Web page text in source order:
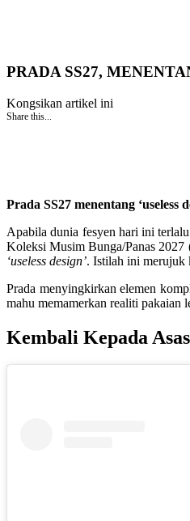
PRADA SS27,
Kongsikan artikel ini
Share this...
Prada SS27 menentang
Apabila dunia fesyen hari ini
Koleksi Musim Bunga/Panas 2027
‘useless design’. Istilah ini merujuk
Prada menyingkirkan elemen
mahu memamerkan realiti pakaian
Kembali Kepada